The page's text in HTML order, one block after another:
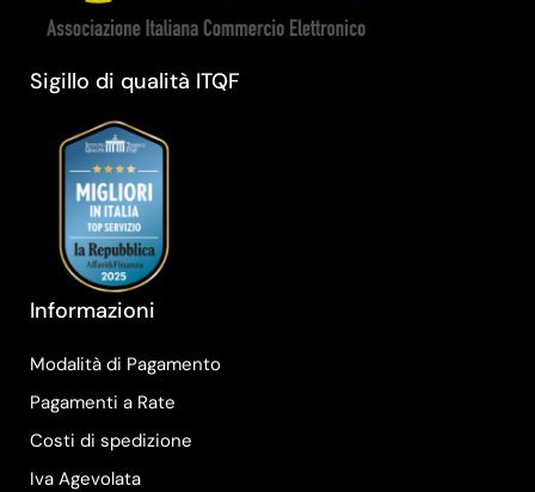
Sigillo di qualità ITQF
Informazioni
Modalità di Pagamento
Pagamenti a Rate
Costi di spedizione
Iva Agevolata